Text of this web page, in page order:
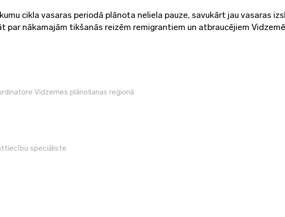
cikla vasaras periodā plānota neliela pauze, savukārt jau vasaras
par nākamajām tikšanās reizēm remigrantiem un atbraucējiem
Vidzemes plānošanas reģionā
speciāliste